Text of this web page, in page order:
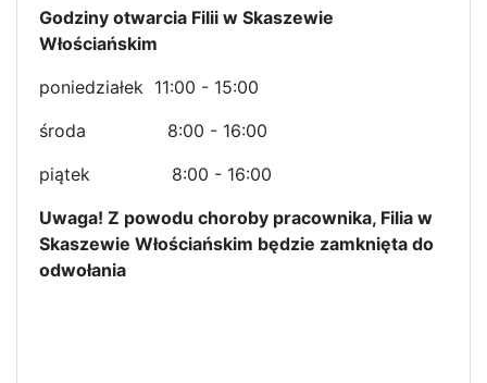
Godziny otwarcia Filii w Skaszewie
Włościańskim
poniedziałek 11:00 - 15:00
środa 8:00 - 16:00
piątek 8:00 - 16:00
Uwaga! Z powodu choroby pracownika, Filia w
Skaszewie Włościańskim będzie zamknięta do
odwołania